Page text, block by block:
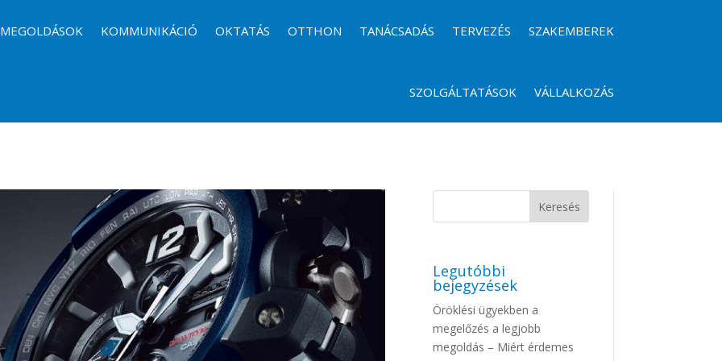
KOMMUNIKÁCIÓ OKTATÁS OTTHON TANÁCSADÁS TERVEZÉS SZAKEMBEREK
SZOLGÁLTATÁSOK VÁLLALKOZÁS
Legutóbbi
bejegyzések
Öröklési ügyekben a
megelőzés a legjobb
megoldás – Miért érdemes